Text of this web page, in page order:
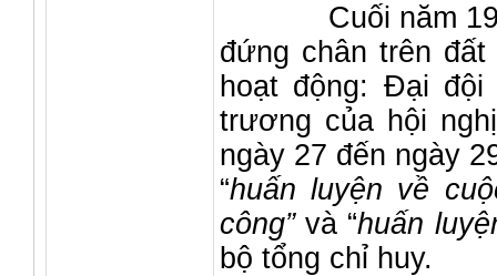
Cuối năm 1947,
đứng chân trên
hoạt động: Đại
trương của hội
ngày 27 đến ngày
“huấn luyện về
công”và “huấn
bộ tổng chỉ huy.